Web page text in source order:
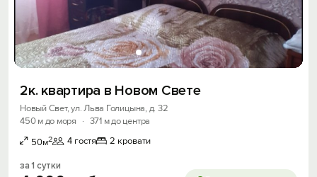
2к. квартира в Новом Свете
Новый Свет, ул. Льва Голицына, д. 32
450 м до моря
· 371 м до центра
50м2 4 гостя 2 кровати
за 1 сутки